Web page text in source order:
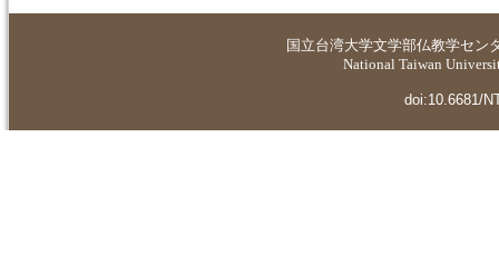
国立台湾大学文学部仏教学セン
National Taiwan
doi:10.6681/